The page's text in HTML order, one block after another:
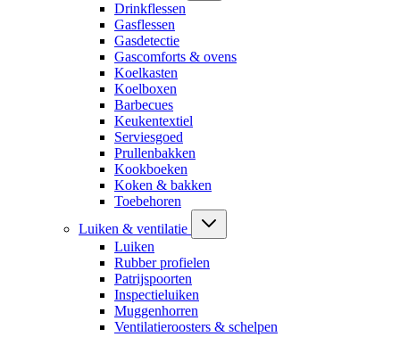
Drinkflessen
Gasflessen
Gasdetectie
Gascomforts & ovens
Koelkasten
Koelboxen
Barbecues
Keukentextiel
Serviesgoed
Prullenbakken
Kookboeken
Koken & bakken
Toebehoren
Luiken & ventilatie
Luiken
Rubber profielen
Patrijspoorten
Inspectieluiken
Muggenhorren
Ventilatieroosters & schelpen